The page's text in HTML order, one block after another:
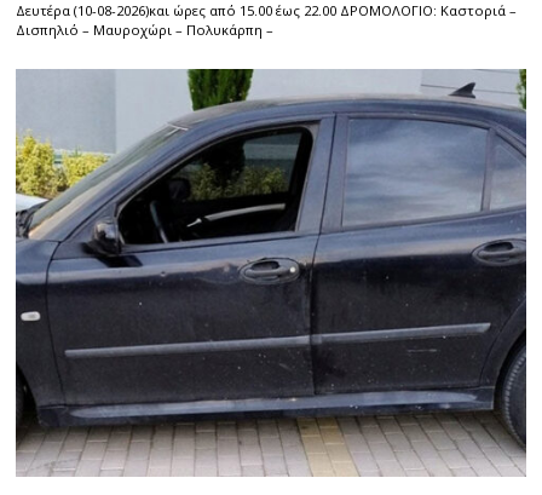
Δευτέρα (10-08-2026)και ώρες από 15.00 έως 22.00 ΔΡΟΜΟΛΟΓΙΟ: Καστοριά –
Δισπηλιό – Μαυροχώρι – Πολυκάρπη –